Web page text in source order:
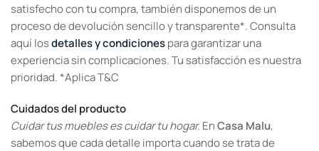
satisfecho con tu compra, también disponemos de un
proceso de devolución sencillo y transparente*. Consulta
aquí losdetalles y condicionespara garantizar una
experiencia sin complicaciones. Tu satisfacción es nuestra
prioridad. *Aplica T&C
Cuidados del producto
Cuidar tus muebles es cuidar tu hogar. EnCasa Malu,
sabemos que cada detalle importa cuando se trata de